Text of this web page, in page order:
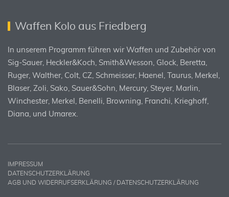
Waffen Kolo aus Friedberg
In unserem Programm führen wir Waffen und Zubehör von
Sig-Sauer, Heckler&Koch, Smith&Wesson, Glock, Beretta,
Ruger, Walther, Colt, CZ, Schmeisser, Haenel, Taurus, Merkel,
Blaser, Zoli, Sako, Sauer&Sohn, Mercury, Steyer, Marlin,
Winchester, Merkel, Benelli, Browning, Franchi, Krieghoff,
Diana, und Umarex.
IMPRESSUM
DATENSCHUTZERKLÄRUNG
AGB UND WIDERRUFSERKLÄRUNG / DATENSCHUTZERKLÄRUNG